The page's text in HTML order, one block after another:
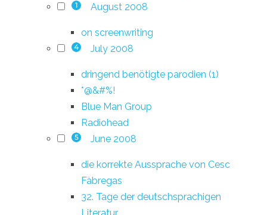
1 August 2008
on screenwriting
4 July 2008
dringend benötigte parodien (1)
*@&#%!
Blue Man Group
Radiohead
5 June 2008
die korrekte Aussprache von Cesc
Fàbregas
32. Tage der deutschsprachigen
Literatur